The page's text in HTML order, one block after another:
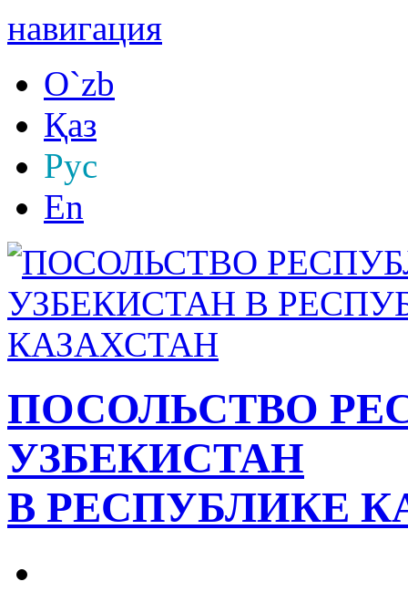
навигация
O`zb
Қаз
Рус
En
ПОСОЛЬСТВО
УЗБЕКИСТАН
В РЕСПУБЛИКЕ